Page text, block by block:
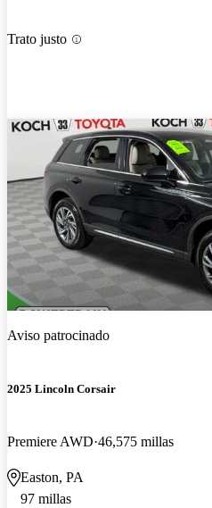
Trato justo
Aviso patrocinado
2025 Lincoln Corsair
Premiere AWD 46,575 millas
Easton, PA
97 millas